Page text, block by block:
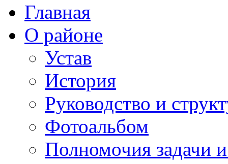
Главная
О районе
Устав
История
Руководство и
Фотоальбом
Полномочия задачи